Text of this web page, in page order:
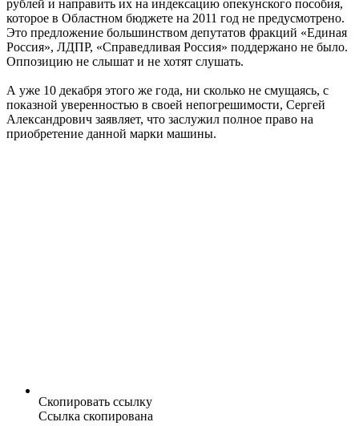
рублей и направить их на индексацию опекунского пособия,
которое в Областном бюджете на 2011 год не предусмотрено.
Это предложение большинством депутатов фракций «Единая
Россия», ЛДПР, «Справедливая Россия» поддержано не было.
Оппозицию не слышат и не хотят слушать.
А уже 10 декабря этого же года, ни сколько не смущаясь, с
показной уверенностью в своей непогрешимости, Сергей
Александрович заявляет, что заслужил полное право на
приобретение данной марки машины.
Скопировать ссылку
Ссылка скопирована